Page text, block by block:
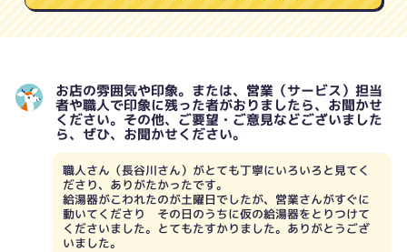
お店の雰囲気や印象。または、営業（サービス）担当
者や職人で印象に残った者がおりましたら、お聞かせ
ください。その他、ご要望・ご意見などございました
ら、ぜひ、お聞かせください。
職人さん（長谷川さん）がとても丁寧にいろいろと見てく
ださり、ありがたかったです。
給湯器がこわれたのが土曜日でしたが、営業さんがすぐに
動いてくださり その日のうちに仮の給湯器をとりつけて
くださいました。とてもたすかりました。ありがとうござ
いました。